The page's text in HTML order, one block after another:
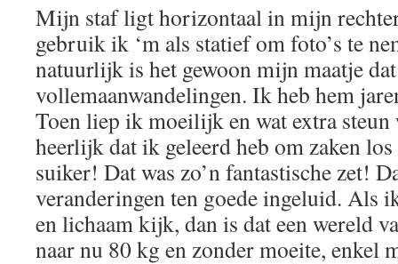
Mijn staf ligt horizontaal in mijn
gebruik ik ‘m als statief om foto’s te
natuurlijk is het gewoon mijn maatje
vollemaanwandelingen. Ik heb hem
Toen liep ik moeilijk en wat extra steun
heerlijk dat ik geleerd heb om zaken
suiker! Dat was zo’n fantastische zet!
veranderingen ten goede ingeluid. Als
en lichaam kijk, dan is dat een wereld
naar nu 80 kg en zonder moeite, enkel